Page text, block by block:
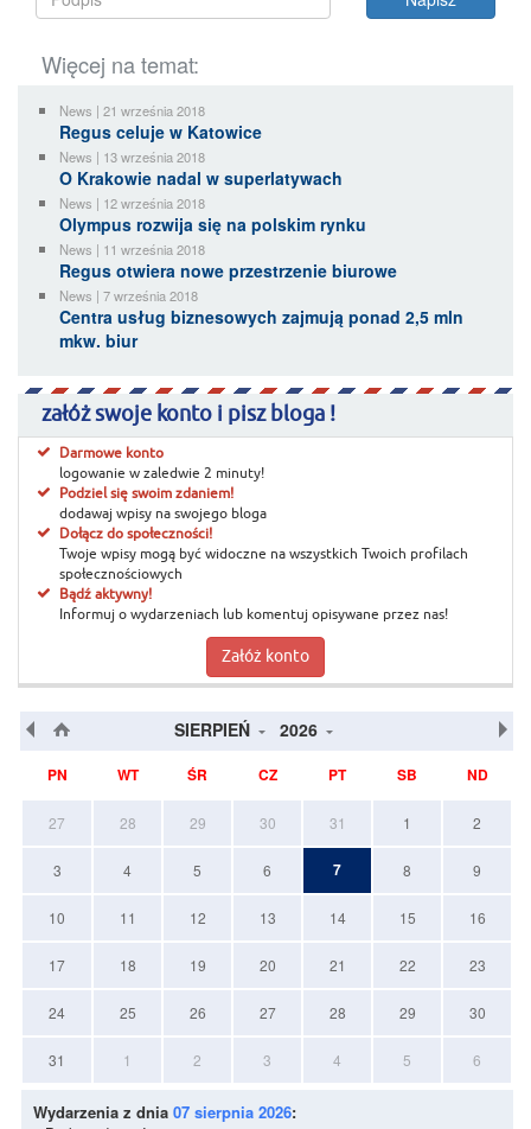
Więcej na temat:
News | 21 września 2018
Regus celuje w Katowice
News | 13 września 2018
O Krakowie nadal w superlatywach
News | 12 września 2018
Olympus rozwija się na polskim rynku
News | 11 września 2018
Regus otwiera nowe przestrzenie biurowe
News | 7 września 2018
Centra usług biznesowych zajmują ponad 2,5 mln
mkw. biur
załóż swoje konto i pisz bloga !
Darmowe konto
logowanie w zaledwie 2 minuty!
Podziel się swoim zdaniem!
dodawaj wpisy na swojego bloga
Dołącz do społeczności!
Twoje wpisy mogą być widoczne na wszystkich Twoich profilach
społecznościowych
Bądź aktywny!
Informuj o wydarzeniach lub komentuj opisywane przez nas!
Załóż konto
SIERPIEŃ 2026
PN WT ŚR CZ PT SB ND
27 28 29 30 31 1 2
3 4 5 6 7 8 9
10 11 12 13 14 15 16
17 18 19 20 21 22 23
24 25 26 27 28 29 30
31 1 2 3 4 5 6
Wydarzenia z dnia 07 sierpnia 2026: